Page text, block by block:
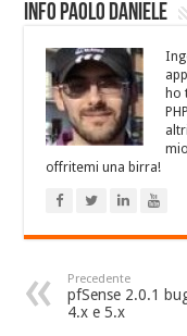
Info Paolo Daniele
ho
offritemi una birra!
Precedente
pfSense 2.0.1
4.x e 5.x